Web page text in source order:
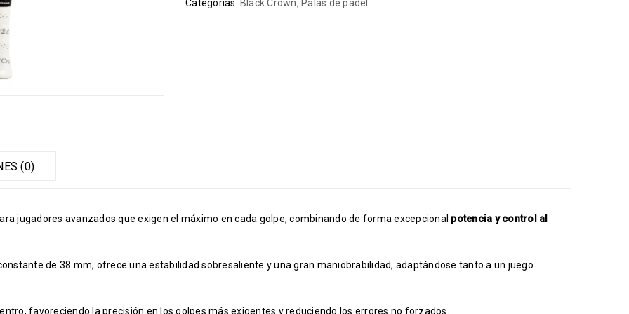
Categorías: Black Crown, Palas de pádel
(0)
jugadores avanzados que exigen el máximo en cada golpe, combinando de forma excepcional potencia y control al
de 38 mm, ofrece una estabilidad sobresaliente y una gran maniobrabilidad, adaptándose tanto a un juego
favoreciendo la precisión en los golpes más exigentes y reduciendo los errores no forzados.